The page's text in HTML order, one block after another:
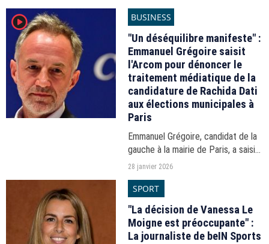
de Loire et du Poitou.
player2 BUSINESS
"Un déséquilibre manifeste" :
Emmanuel Grégoire saisit
l'Arcom pour dénoncer le
traitement médiatique de la
candidature de Rachida Dati
aux élections municipales à
Paris
Emmanuel Grégoire, candidat de la
gauche à la mairie de Paris, a saisi
l'Arcom, l'autorité régulatrice de
"déséquilibre manifeste" dans le
traitement...
28 janvier 2026
SPORT
"La décision de Vanessa Le
Moigne est préoccupante" :
La journaliste de beIN Sports